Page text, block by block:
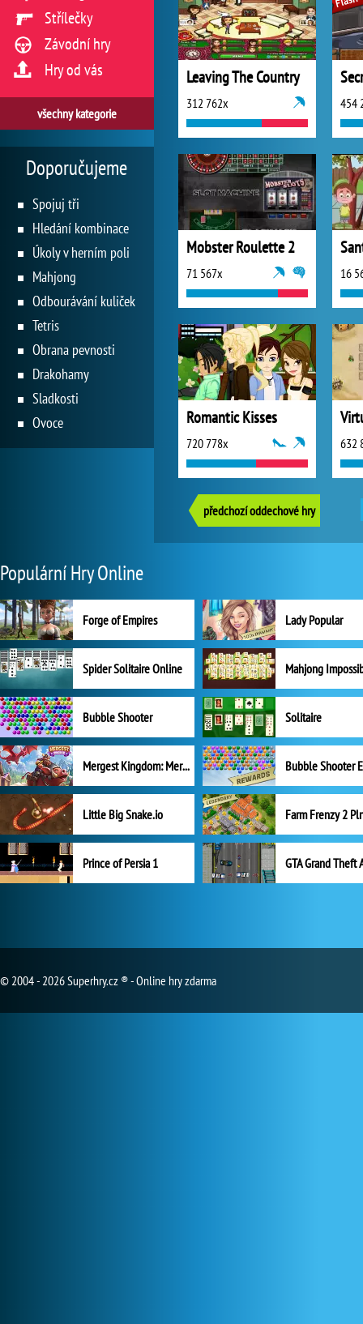
Leaving The Country
312 762x 454
Mobster Roulette 2
71 567x 16
Romantic Kisses
720 778x 632
předchozí oddechové hry
Střílečky
Závodní hry
Hry od vás
všechny kategorie
Doporučujeme
Spojuj tři
Hledání kombinace
Úkoly v herním poli
Mahjong
Odbourávání kuliček
Tetris
Obrana pevnosti
Drakohamy
Sladkosti
Ovoce
Populární Hry Online
Forge of Empires Lady Popular
Spider Solitaire Online Mahjong
Bubble Shooter Solitaire
Mergest Kingdom: Merge Puzzle
Little Big Snake.io
Prince of Persia 1 GTA Grand Theft
© 2004 - 2026 Superhry.cz ® - Online hry zdarma